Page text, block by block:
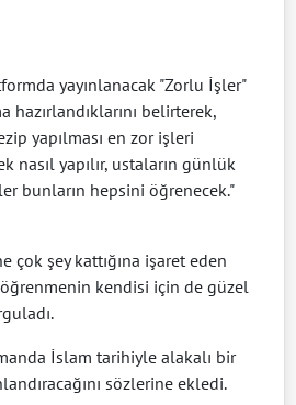
yayınlanacak "Zorlu İşler"
hazırlandıklarını belirterek,
yapılması en zor işleri
nasıl yapılır, ustaların günlük
bunların hepsini öğrenecek."
çok şey kattığına işaret eden
kendisi için de güzel
İslam tarihiyle alakalı bir
sözlerine ekledi.